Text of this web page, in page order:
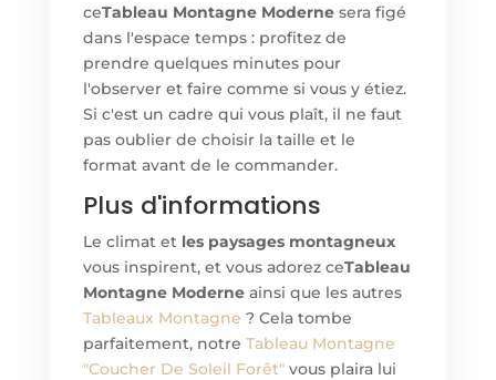
ceTableau Montagne Modernesera figé
dans l'espace temps : profitez de
prendre quelques minutes pour
l'observer et faire comme si vous y étiez.
Si c'est un cadre qui vous plaît, il ne faut
pas oublier de choisir la taille et le
format avant de le commander.
Plus d'informations
Le climat et les paysages montagneux
vous inspirent, et vous adorez ceTableau
Montagne Moderneainsi que les autres
Tableaux Montagne ? Cela tombe
parfaitement, notre Tableau Montagne
"Coucher De Soleil Forêt"vous plaira lui